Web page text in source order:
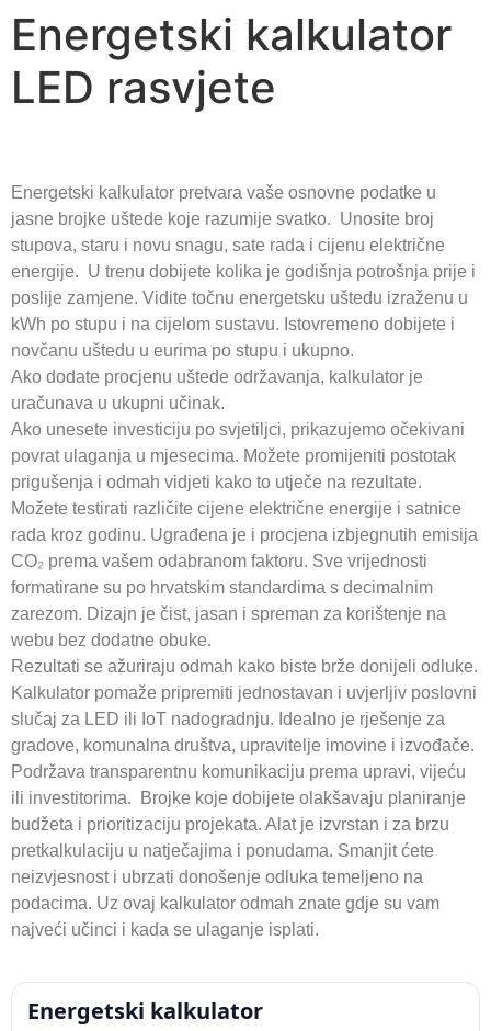
Energetski kalkulator
LED rasvjete
Energetski kalkulator pretvara vaše osnovne podatke u
jasne brojke uštede koje razumije svatko. Unosite broj
stupova, staru i novu snagu, sate rada i cijenu električne
energije. U trenu dobijete kolika je godišnja potrošnja prije i
poslije zamjene. Vidite točnu energetsku uštedu izraženu u
kWh po stupu i na cijelom sustavu. Istovremeno dobijete i
novčanu uštedu u eurima po stupu i ukupno.
Ako dodate procjenu uštede održavanja, kalkulator je
uračunava u ukupni učinak.
Ako unesete investiciju po svjetiljci, prikazujemo očekivani
povrat ulaganja u mjesecima. Možete promijeniti postotak
prigušenja i odmah vidjeti kako to utječe na rezultate.
Možete testirati različite cijene električne energije i satnice
rada kroz godinu. Ugrađena je i procjena izbjegnutih emisija
CO₂ prema vašem odabranom faktoru. Sve vrijednosti
formatirane su po hrvatskim standardima s decimalnim
zarezom. Dizajn je čist, jasan i spreman za korištenje na
webu bez dodatne obuke.
Rezultati se ažuriraju odmah kako biste brže donijeli odluke.
Kalkulator pomaže pripremiti jednostavan i uvjerljiv poslovni
slučaj za LED ili IoT nadogradnju. Idealno je rješenje za
gradove, komunalna društva, upravitelje imovine i izvođače.
Podržava transparentnu komunikaciju prema upravi, vijeću
ili investitorima. Brojke koje dobijete olakšavaju planiranje
budžeta i prioritizaciju projekata. Alat je izvrstan i za brzu
pretkalkulaciju u natječajima i ponudama. Smanjit ćete
neizvjesnost i ubrzati donošenje odluka temeljeno na
podacima. Uz ovaj kalkulator odmah znate gdje su vam
najveći učinci i kada se ulaganje isplati.
Energetski kalkulator